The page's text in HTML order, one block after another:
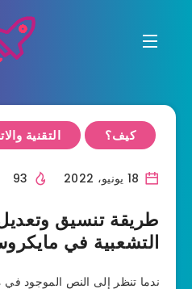
كيف؟ التقنية
طريقة تنسيق
التشعبية في
ندما تنظر إلى النص الموجود